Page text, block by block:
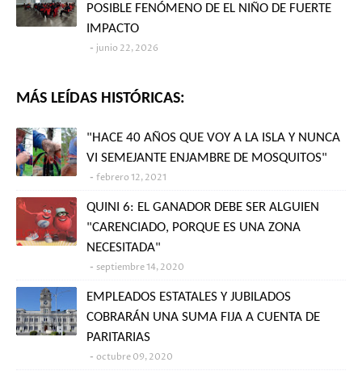
POSIBLE FENÓMENO DE EL NIÑO DE FUERTE
IMPACTO
junio 22, 2026
MÁS LEÍDAS HISTÓRICAS:
"HACE 40 AÑOS QUE VOY A LA ISLA Y NUNCA
VI SEMEJANTE ENJAMBRE DE MOSQUITOS"
febrero 12, 2021
QUINI 6: EL GANADOR DEBE SER ALGUIEN
"CARENCIADO, PORQUE ES UNA ZONA
NECESITADA"
septiembre 14, 2020
EMPLEADOS ESTATALES Y JUBILADOS
COBRARÁN UNA SUMA FIJA A CUENTA DE
PARITARIAS
octubre 09, 2020